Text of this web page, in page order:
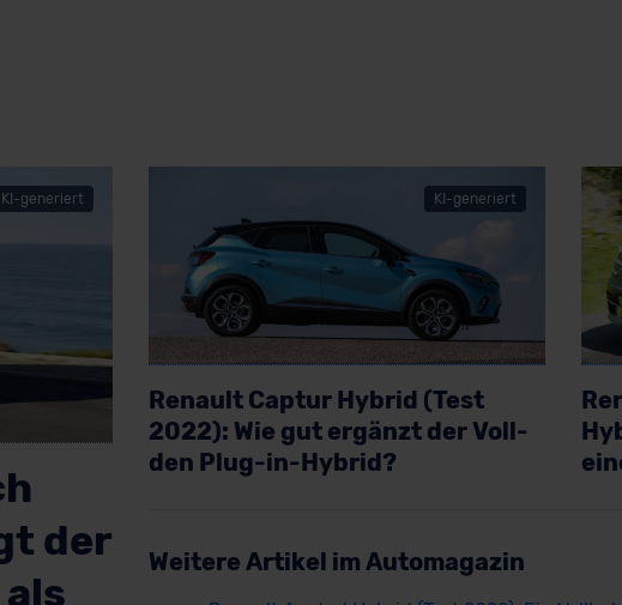
KI-generiert
der
KI-generiert
Renault Captur Hybrid (Test
2022): Wie gut ergänzt der Voll-
den Plug-in-Hybrid?
Weitere Artikel im Automagazin